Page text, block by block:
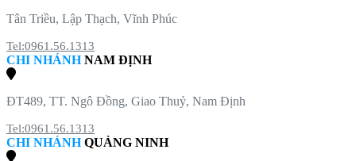
Tân Triều, Lập Thạch, Vĩnh Phúc
Tel:0961.56.1313
CHI NHÁNHNAM ĐỊNH
ĐT489, TT. Ngô Đồng, Giao Thuỷ, Nam Định
Tel:0961.56.1313
CHI NHÁNHQUẢNG NINH